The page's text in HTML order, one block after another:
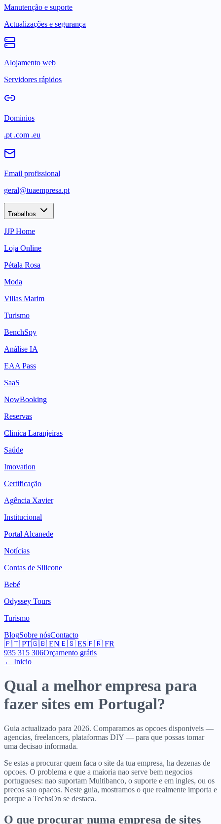
Manutenção e suporte
Actualizações e segurança
Alojamento web
Servidores rápidos
Dominios
.pt .com .eu
Email profissional
geral@tuaempresa.pt
Trabalhos
JJP Home
Loja Online
Pétala Rosa
Moda
Villas Marim
Turismo
BenchSpy
Análise IA
EAA Pass
SaaS
NowBooking
Reservas
Clinica Laranjeiras
Saúde
Imovation
Certificação
Agência Xavier
Institucional
Portal Alcanede
Notícias
Contas de Silicone
Bebé
Odyssey Tours
Turismo
BlogSobre nósContacto
🇵🇹 PT🇬🇧 EN🇪🇸 ES🇫🇷 FR
935 315 306Orçamento grátis
← Inicio
Qual a melhor empresa para
fazer sites em Portugal?
Guia actualizado para 2026. Comparamos as opcoes disponiveis —
agencias, freelancers, plataformas DIY — para que possas tomar
uma decisao informada.
Se estas a procurar quem faca o site da tua empresa, ha dezenas de
opcoes. O problema e que a maioria nao serve bem negocios
portugueses: nao suportam Multibanco, o suporte e em ingles, ou os
precos sao opacos. Neste guia, mostramos o que realmente importa e
porque a TechsOn se destaca.
O que procurar numa empresa de sites